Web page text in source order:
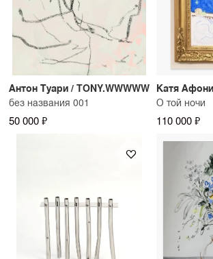
Антон Туари / TONY.WWWWW
без названия 001
50 000 ₽
Катя
О той ночи
110 000 ₽